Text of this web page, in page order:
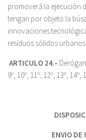
promoverá la ejecución
tengan por objeto la
innovaciones
residuos sólidos urbanos.
ARTICULO 24.-
9º, 10º, 11º, 12º, 13º,
ENVIO DE